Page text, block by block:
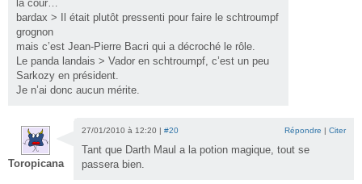
la cour…
bardax > Il était plutôt pressenti pour faire le schtroumpf
grognon
mais c’est Jean-Pierre Bacri qui a décroché le rôle.
Le panda landais > Vador en schtroumpf, c’est un peu
Sarkozy en président.
Je n’ai donc aucun mérite.
Toropicana
27/01/2010 à 12:20 | #20 Répondre | Citer
Tant que Darth Maul a la potion magique, tout se
passera bien.